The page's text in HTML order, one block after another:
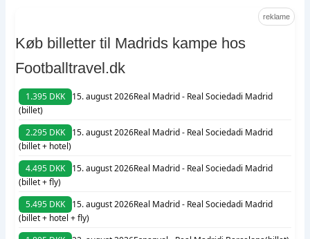
reklame
Køb billetter til Madrids kampe hos
Footballtravel.dk
1.395 DKK 15. august 2026Real Madrid - Real Sociedadi Madrid
(billet)
2.295 DKK
15. august 2026Real Madrid - Real Sociedadi Madrid
(billet + hotel)
4.495 DKK
15. august 2026Real Madrid - Real Sociedadi Madrid
(billet + fly)
5.495 DKK
15. august 2026Real Madrid - Real Sociedadi Madrid
(billet + hotel + fly)